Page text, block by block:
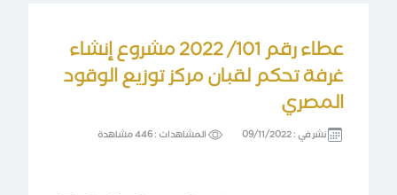
عطاء رقم 101/ 2022 مشروع إنشاء
غرفة تحكم لقبان مركز توزيع الوقود
المصري
نشر في :09/11/2022 المشاهدات :446 مشاهدة